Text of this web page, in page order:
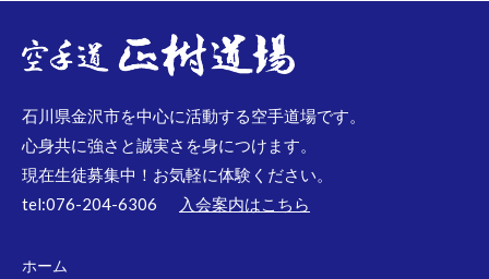
石川県金沢市を中心に活動する空手道場です。
心身共に強さと誠実さを身につけます。
現在生徒募集中！お気軽に体験ください。
tel:076-204-6306
入会案内はこちら
ホーム